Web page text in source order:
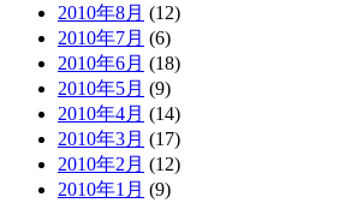
2010年8月 (12)
2010年7月 (6)
2010年6月 (18)
2010年5月 (9)
2010年4月 (14)
2010年3月 (17)
2010年2月 (12)
2010年1月 (9)